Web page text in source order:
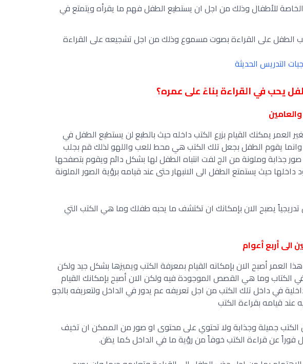
للأطفال وذلك من اجل ان يستطيع الطفل فهم ما يقرأه ويتمتع في
الطفل على القراءة بصوت مسموع وذلك من اجل تشجيعه على القراءة
التدريس الحديثة
يحب في القراءة بناءً على عمره؟
العمر يمكنك القيام بزرع الكتب داخله حيث بالطبع لن يستطيع الطفل في
وانما يقوم الطفل بجعل تلك الكتب هي محط للعب واللهو لذلك قم بجلب
جذابة وملونة من الج لفت انتباه الطفل لها بشكل دائم ويقوم بتصفحها
حيث يستمتع الطفل الى الانبهار حتى عند قيامه برؤية الصور الملونة
تدريجياً يصبح الان بإمكانك ان تكتشف ما يحبه طفلك وما هي الكتب التي
الى أربع أعوام
العمر أصبح الان بإمكانه القيام بمعرفة الكتب ويميزها بشكل جيد ولكن
الكتاب وما هي القصص الموجودة فيه ولكن الان أصبح بإمكانك القيام
في داخل تلك الكتب من اجل تعريفه عم يدور في الداخل ولتعريفه بالجو
عند قيامه بقراءة الكتب
جميلة وجذابة ولا تحتوي على محتوى او صور من الممكن ان تخيف
فوراً عن قراءة الكتب خوفاً من رؤية ما في الداخل كما يظن.